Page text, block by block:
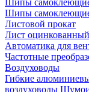
Шипы
Шипы
Листовой прокат
Лист оцинкованный
Автоматика для
Частотные
Воздуховоды
Гибкие
воздуховоды